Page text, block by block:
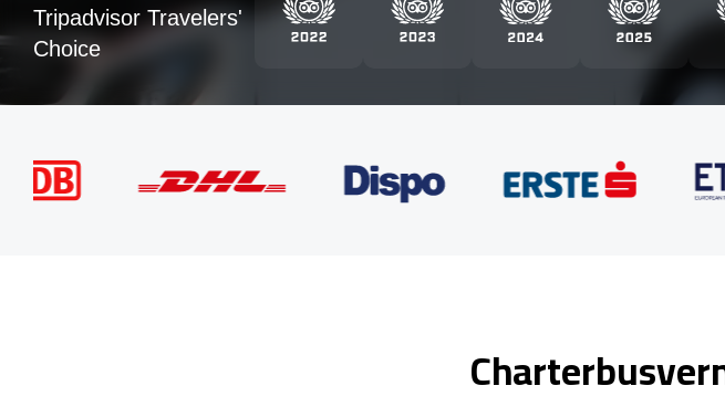
Tripadvisor Travelers'
Choice